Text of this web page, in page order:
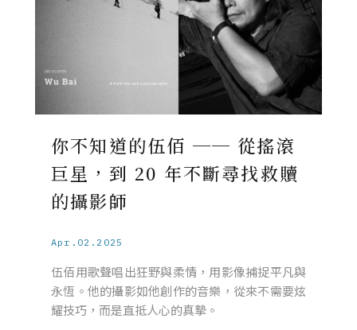
你不知道的伍佰 ── 從搖滾
巨星，到 20 年不斷尋找救贖
的攝影師
Apr.02.2025
伍佰用歌聲唱出狂野與柔情，用影像捕捉平凡與
永恆。他的攝影如他創作的音樂，從來不需要炫
耀技巧，而是直抵人心的真摯。